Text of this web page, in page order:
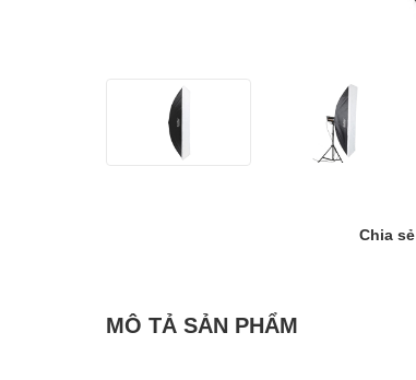
Chia sẻ
MÔ TẢ SẢN PHẨM